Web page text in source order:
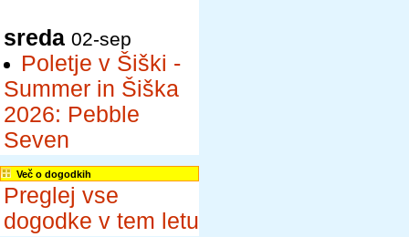
sreda 02-sep
Poletje v Šiški -
Summer in Šiška
2026: Pebble
Seven
Več o dogodkih
Preglej vse
dogodke v tem letu